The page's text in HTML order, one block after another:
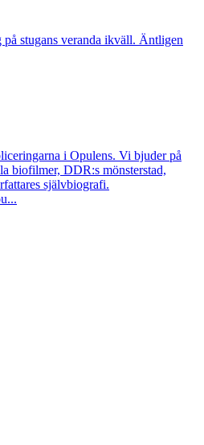
stugans veranda ikväll. Äntligen
i Opulens. Vi bjuder på
biofilmer, DDR:s mönsterstad,
självbiografi.